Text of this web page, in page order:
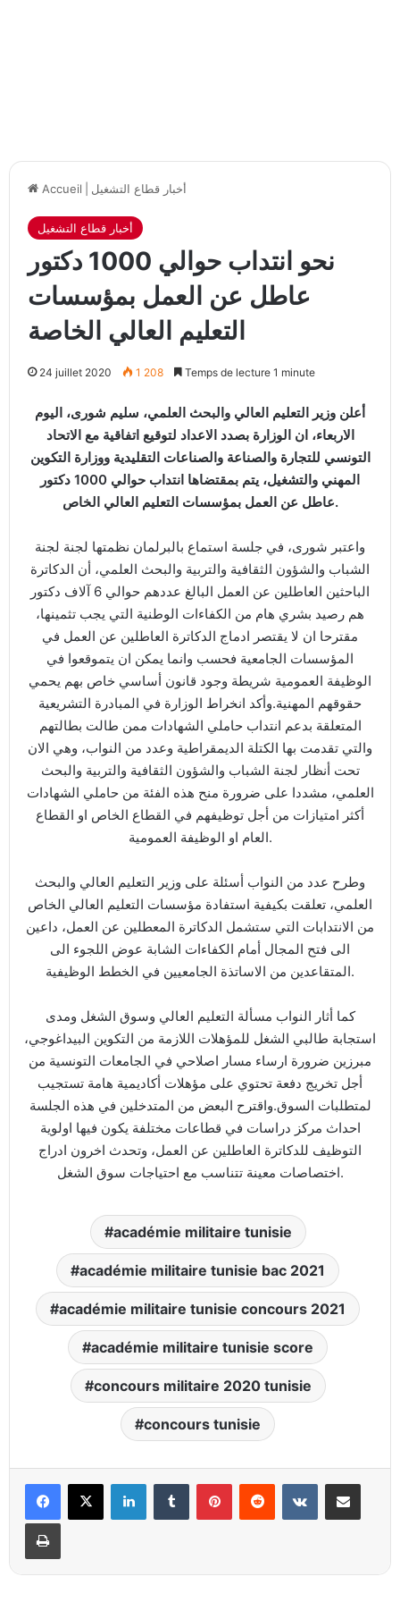
Accueil أخبار قطاع التشغيل
أخبار قطاع التشغيل
نحو انتداب حوالي 1000 دكتور
عاطل عن العمل بمؤسسات
التعليم العالي الخاصة
24 juillet 2020 1 208 Temps de lecture 1 minute
أعلن وزير التعليم العالي والبحث العلمي، سليم شورى، اليوم
الاربعاء، ان الوزارة بصدد الاعداد لتوقيع اتفاقية مع الاتحاد
التونسي للتجارة والصناعة والصناعات التقليدية ووزارة التكوين
المهني والتشغيل، يتم بمقتضاها انتداب حوالي 1000 دكتور
عاطل عن العمل بمؤسسات التعليم العالي الخاص.
واعتبر شورى، في جلسة استماع بالبرلمان نظمتها لجنة لجنة
الشباب والشؤون الثقافية والتربية والبحث العلمي، أن الدكاترة
الباحثين العاطلين عن العمل البالغ عددهم حوالي 6 آلاف دكتور
هم رصيد بشري هام من الكفاءات الوطنية التي يجب تثمينها،
مقترحا ان لا يقتصر ادماج الدكاترة العاطلين عن العمل في
المؤسسات الجامعية فحسب وانما يمكن ان يتموقعوا في
الوظيفة العمومية شريطة وجود قانون أساسي خاص بهم يحمي
حقوقهم المهنية.وأكد انخراط الوزارة في المبادرة التشريعية
المتعلقة بدعم انتداب حاملي الشهادات ممن طالت بطالتهم
والتي تقدمت بها الكتلة الديمقراطية وعدد من النواب، وهي الان
تحت أنظار لجنة الشباب والشؤون الثقافية والتربية والبحث
العلمي، مشددا على ضرورة منح هذه الفئة من حاملي الشهادات
أكثر امتيازات من أجل توظيفهم في القطاع الخاص او القطاع
العام او الوظيفة العمومية.
وطرح عدد من النواب أسئلة على وزير التعليم العالي والبحث
العلمي، تعلقت بكيفية استفادة مؤسسات التعليم العالي الخاص
من الانتدابات التي ستشمل الدكاترة المعطلين عن العمل، داعين
الى فتح المجال أمام الكفاءات الشابة عوض اللجوء الى
المتقاعدين من الاساتذة الجامعيين في الخطط الوظيفية.
كما أثار النواب مسألة التعليم العالي وسوق الشغل ومدى
استجابة طالبي الشغل للمؤهلات اللازمة من التكوين البيداغوجي،
مبرزين ضرورة ارساء مسار اصلاحي في الجامعات التونسية من
أجل تخريج دفعة تحتوي على مؤهلات أكاديمية هامة تستجيب
لمتطلبات السوق.واقترح البعض من المتدخلين في هذه الجلسة
احداث مركز دراسات في قطاعات مختلفة يكون فيها اولوية
التوظيف للدكاترة العاطلين عن العمل، وتحدث اخرون ادراج
اختصاصات معينة تتناسب مع احتياجات سوق الشغل.
académie militaire tunisie
académie militaire tunisie bac 2021
académie militaire tunisie concours 2021
académie militaire tunisie score
concours militaire 2020 tunisie
concours tunisie
LinkedinTumblr PinterestReddit VKontaktePartager par email
Imprimer